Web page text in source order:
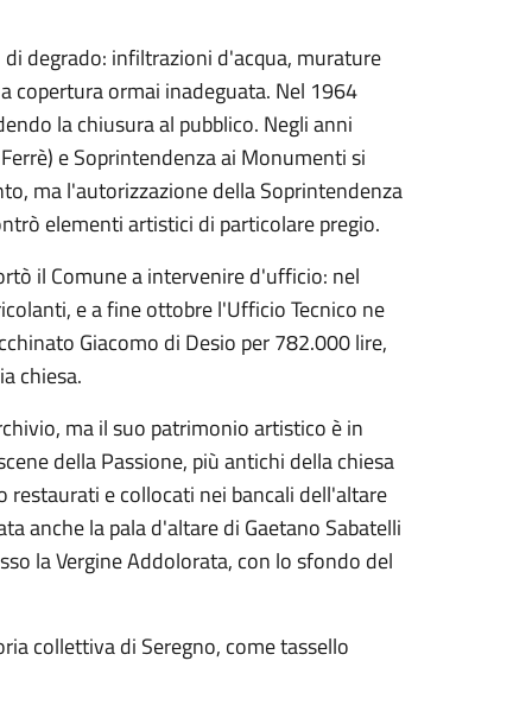
degrado: infiltrazioni d'acqua, murature
copertura ormai inadeguata. Nel 1964
la chiusura al pubblico. Negli anni
e Soprintendenza ai Monumenti si
ma l'autorizzazione della Soprintendenza
elementi artistici di particolare pregio.
il Comune a intervenire d'ufficio: nel
e a fine ottobre l'Ufficio Tecnico ne
Giacomo di Desio per 782.000 lire,
chiesa.
ma il suo patrimonio artistico è in
della Passione, più antichi della chiesa
e collocati nei bancali dell'altare
anche la pala d'altare di Gaetano Sabatelli
la Vergine Addolorata, con lo sfondo del
collettiva di Seregno, come tassello